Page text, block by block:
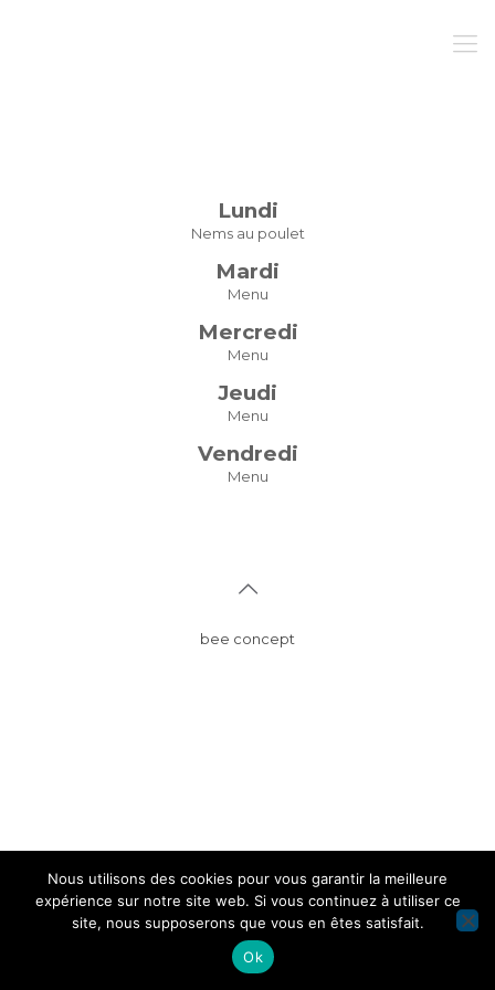
Lundi
Nems au poulet
Mardi
Menu
Mercredi
Menu
Jeudi
Menu
Vendredi
Menu
bee concept
Nous utilisons des cookies pour vous garantir la meilleure
expérience sur notre site web. Si vous continuez à utiliser ce
site, nous supposerons que vous en êtes satisfait.
Ok